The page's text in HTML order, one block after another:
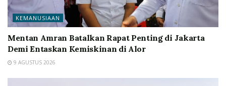
KEMANUSIAAN
Mentan Amran Batalkan Rapat Penting di Jakarta
Demi Entaskan Kemiskinan di Alor
9 AGUSTUS 2026